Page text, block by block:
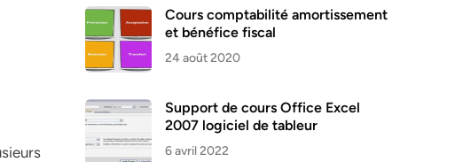
Cours comptabilité amortissement
et bénéfice fiscal
24 août 2020
Support de cours Office Excel
2007 logiciel de tableur
6 avril 2022